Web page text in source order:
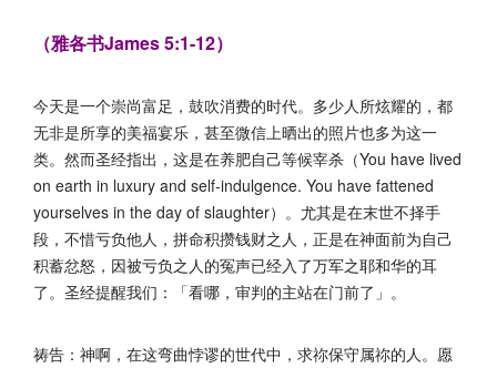
（雅各书James 5:1-12）
今天是一个崇尚富足，鼓吹消费的时代。多少人所炫耀的，都
无非是所享的美福宴乐，甚至微信上晒出的照片也多为这一
类。然而圣经指出，这是在养肥自己等候宰杀（You have lived
on earth in luxury and self-indulgence. You have fattened
yourselves in the day of slaughter）。尤其是在末世不择手
段，不惜亏负他人，拼命积攒钱财之人，正是在神面前为自己
积蓄忿怒，因被亏负之人的冤声已经入了万军之耶和华的耳
了。圣经提醒我们：「看哪，审判的主站在门前了」。
祷告：神啊，在这弯曲悖谬的世代中，求祢保守属祢的人。愿